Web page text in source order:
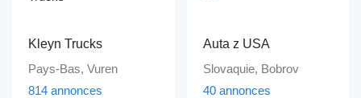
Kleyn Trucks
Pays-Bas, Vuren
814 annonces
Auta z USA
Slovaquie, Bobrov
40 annonces